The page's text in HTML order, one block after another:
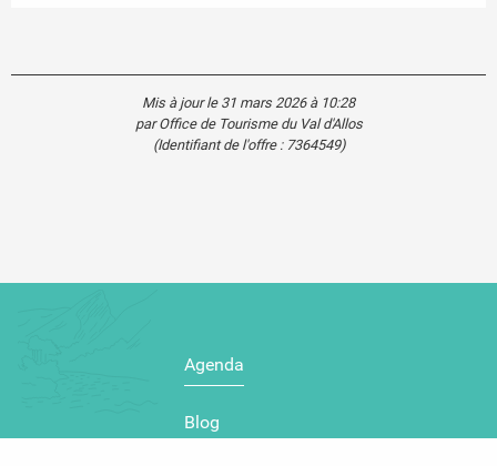
Mis à jour le 31 mars 2026 à 10:28
par Office de Tourisme du Val d'Allos
(Identifiant de l'offre : 7364549)
Agenda
Blog